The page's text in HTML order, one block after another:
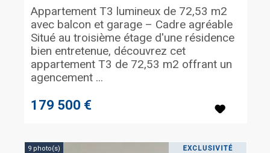
179 500 €
Appartement T3 lumineux de 72,53 m2
avec balcon et garage – Cadre agréable
Situé au troisième étage d'une résidence
bien entretenue, découvrez cet
appartement T3 de 72,53 m2 offrant un
agencement ...
9 photo(s)